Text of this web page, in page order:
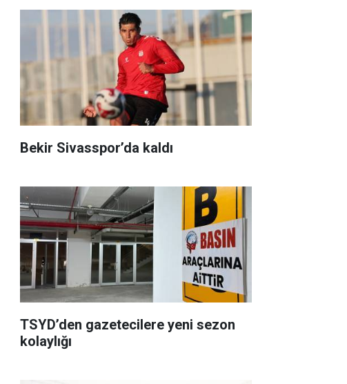
Bekir Sivasspor’da kaldı
TSYD’den gazetecilere yeni sezon
kolaylığı